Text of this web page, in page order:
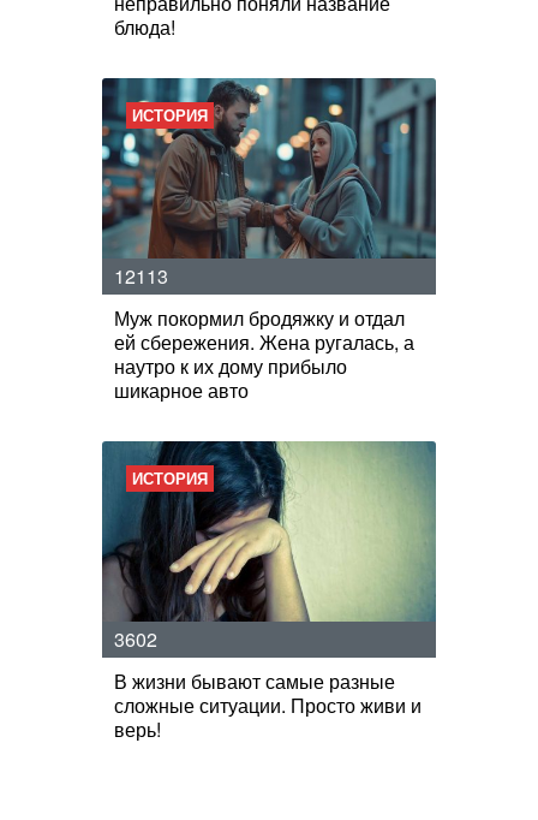
блюда!
ИСТОРИЯ
12113
Муж покормил бродяжку и отдал
ей сбережения. Жена ругалась, а
наутро к их дому прибыло
шикарное авто
ИСТОРИЯ
3602
В жизни бывают самые разные
сложные ситуации. Просто живи и
верь!